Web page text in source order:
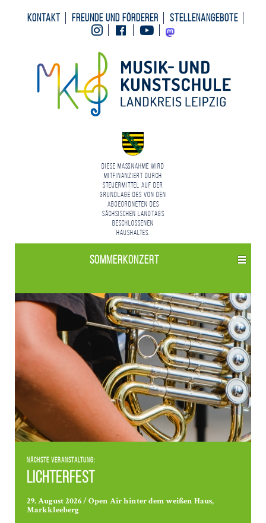
Kontakt Freunde und Förderer
Stellenangebote
InstagramFacebookYoutubeMastodon
Diese Maßnahme wird
mitfinanziert durch
Steuermittel auf der
Grundlage des von den
Abgeordneten des
Sächsischen Landtags
beschlossenen
Haushaltes.
Sommer­konzert
Nächste Veranstaltung:
Lichterfest
29. August 2026 / Open Air hinter dem weißen Haus,
Markkleeberg